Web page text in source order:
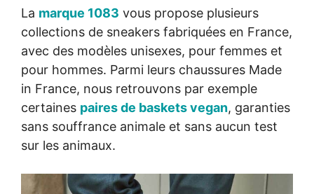
La marque 1083 vous propose plusieurs
collections de sneakers fabriquées en France,
avec des modèles unisexes, pour femmes et
pour hommes. Parmi leurs chaussures Made
in France, nous retrouvons par exemple
certaines paires de baskets vegan, garanties
sans souffrance animale et sans aucun test
sur les animaux.